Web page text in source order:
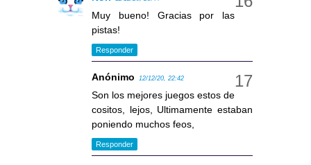
Muy bueno! Gracias por las
pistas!
Responder
Anónimo 12/12/20, 22:42
Son los mejores juegos estos de
cositos, lejos, Ultimamente estaban
poniendo muchos feos,
Responder